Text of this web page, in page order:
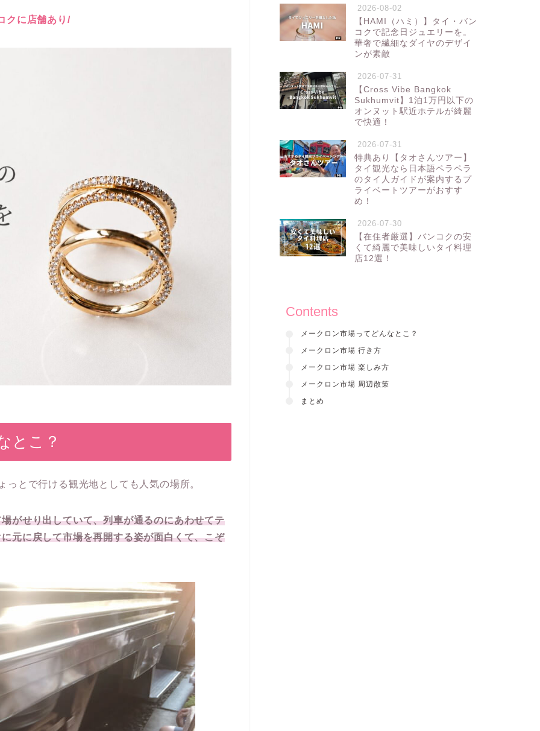
クに店舗あり/
とこ？
とで行ける観光地としても人気の場所。
がせり出していて、列車が通るのにあわせてテ
元に戻して市場を再開する姿が面白くて、こぞ
2026-08-02
【HAMI（ハミ）】タイ・バン
コクで記念日ジュエリーを。
華奢で繊細なダイヤのデザイ
ンが素敵
2026-07-31
【Cross Vibe Bangkok
Sukhumvit】1泊1万円以下の
オンヌット駅近ホテルが綺麗
で快適！
2026-07-31
特典あり【タオさんツアー】
タイ観光なら日本語ペラペラ
のタイ人ガイドが案内するプ
ライベートツアーがおすす
め！
2026-07-30
【在住者厳選】バンコクの安
くて綺麗で美味しいタイ料理
店12選！
Contents
メークロン市場ってどんなとこ？
メークロン市場 行き方
メークロン市場 楽しみ方
メークロン市場 周辺散策
まとめ